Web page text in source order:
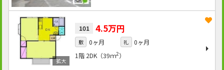
101 4.5万円
敷 0ヶ月 礼
0ヶ月
1階 2DK（39ｍ2）